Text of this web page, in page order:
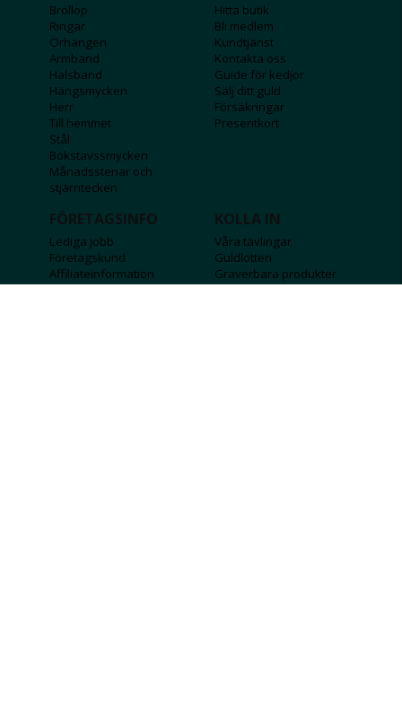
Bröllop
Ringar
Örhängen
Armband
Halsband
Hängsmycken
Herr
Till hemmet
Stål
Bokstavssmycken
Månadsstenar och
stjärntecken
Hitta butik
Bli medlem
Kundtjänst
Kontakta oss
Guide för kedjor
Sälj ditt guld
Försäkringar
Presentkort
FÖRETAGSINFO
Lediga jobb
Företagskund
Affiliateinformation
Integritetspolicy
KOLLA IN
Våra tävlingar
Guldlotten
Graverbara produkter
Rosa Bandet